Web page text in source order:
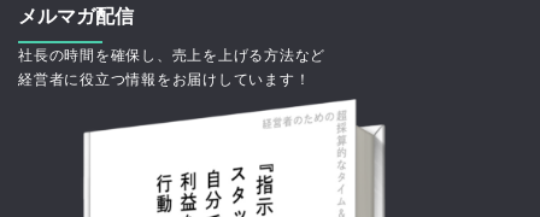
メルマガ配信
社長の時間を確保し、売上を上げる方法など
経営者に役立つ情報をお届けしています！